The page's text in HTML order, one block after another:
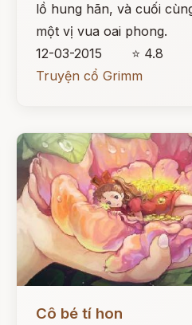
lồ hung hãn, và cuối
một vị vua oai phong.
12-03-2015
⭐ 4.8
Truyện cổ Grimm
Cô bé tí hon